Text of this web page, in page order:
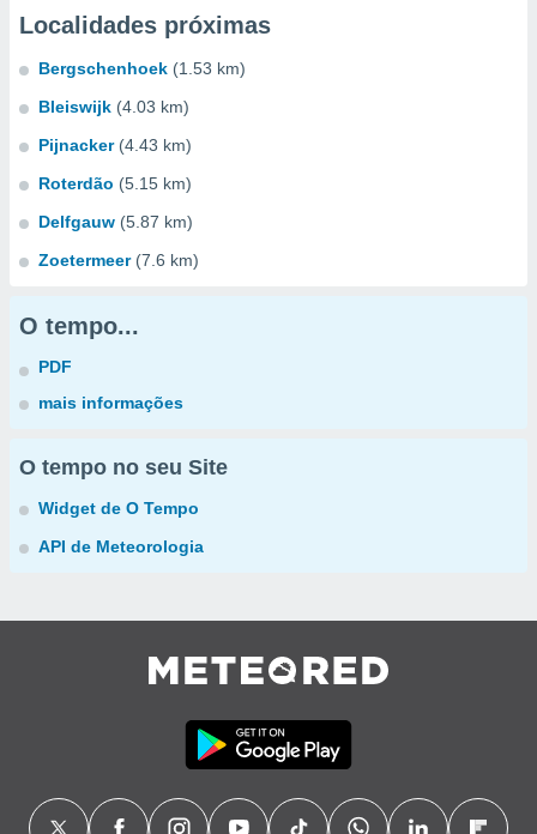
Localidades próximas
Bergschenhoek (1.53 km)
Bleiswijk (4.03 km)
Pijnacker (4.43 km)
Roterdão (5.15 km)
Delfgauw (5.87 km)
Zoetermeer (7.6 km)
O tempo...
PDF
mais informações
O tempo no seu Site
Widget de O Tempo
API de Meteorologia